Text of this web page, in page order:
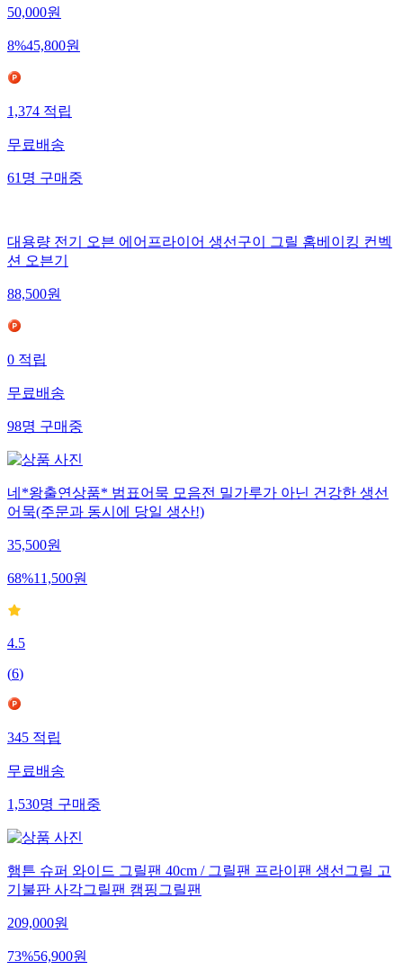
50,000원
8%45,800원
1,374적립
무료배송
61명구매중
대용량 전기 오븐 에어프라이어 생선구이 그릴 홈베이킹 컨벡
션 오븐기
88,500원
0적립
무료배송
98명구매중
네*왕출연상품* 범표어묵 모음전 밀가루가 아닌 건강한 생선
어묵(주문과 동시에 당일 생산!)
35,500원
68%11,500원
4.5
(6)
345적립
무료배송
1,530명구매중
햄튼 슈퍼 와이드 그릴팬 40cm / 그릴팬 프라이팬 생선그릴 고
기불판 사각그릴팬 캠핑그릴팬
209,000원
73%56,900원